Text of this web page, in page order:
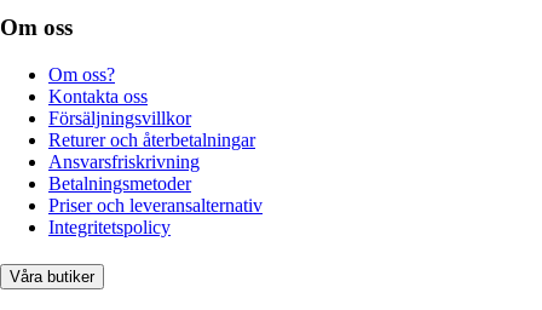
Om oss
Om oss?
Kontakta oss
Försäljningsvillkor
Returer och återbetalningar
Ansvarsfriskrivning
Betalningsmetoder
Priser och leveransalternativ
Integritetspolicy
Våra butiker